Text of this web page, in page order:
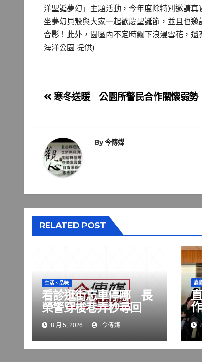
洋聖誕夢幻」主題活動，今年度除特別邀請
坐夢幻貝殼與大家一起歡慶聖誕節，並且也
合影！此外，園區內不定時飄下浪漫雪花，
海洋公園 提供)
文
導
覽
寒冬送暖 公園所警民合作關懷弱勢
By今傳媒
RELATED POST
生活、品味
看診逛街忘車停哪 長
榮警穿梭巷弄秒尋回
8 月 5, 2026 今傳媒
嘉